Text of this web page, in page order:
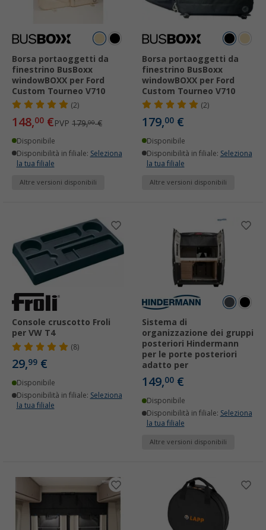
Borsa portaoggetti da
finestrino BusBoxx
windowBOXX per Ford
Custom Tourneo V710
(2)
148,00 €PVP 179,00€
Disponibile
Disponibilità in filiale: Seleziona
la tua filiale
Altre versioni disponibili
Borsa portaoggetti da
finestrino BusBoxx
windowBOXX per Ford
Custom Tourneo V710
(2)
179,00 €
Disponibile
Disponibilità in filiale: Seleziona
la tua filiale
Altre versioni disponibili
Console cruscotto Froli
per VW T4
(8)
29,99 €
Disponibile
Disponibilità in filiale: Seleziona
la tua filiale
Sistema di
organizzazione dei gruppi
posteriori Hindermann
per le porte posteriori
adatto per
149,00 €
Disponibile
Disponibilità in filiale: Seleziona
la tua filiale
Altre versioni disponibili